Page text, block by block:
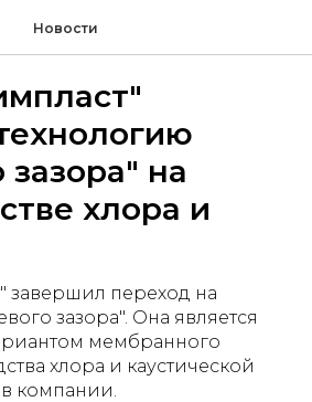
Новости
зазора" на
хлора и
завершил переход на
зазора". Она является
мембранного
хлора и каустической
компании.